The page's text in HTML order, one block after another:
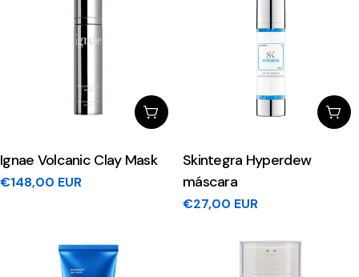
Adicionar Ao Carrinho
Ignae Volcanic Clay Mask
Preço
€148,00 EUR
Skintegra Hyperdew
máscara
Preço
€27,00 EUR